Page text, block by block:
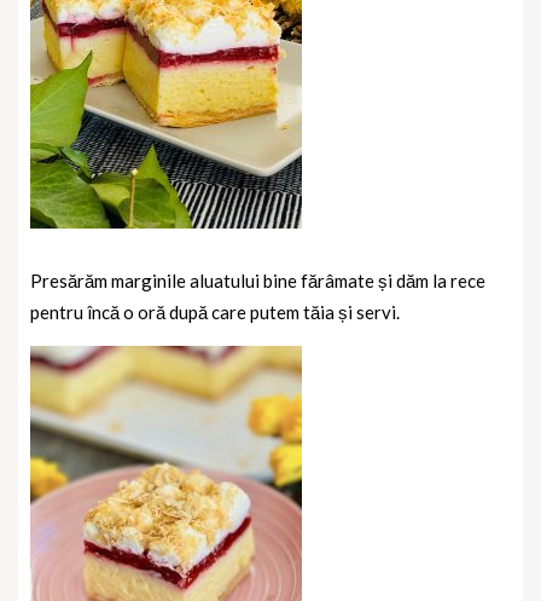
Presărăm marginile aluatului bine fărâmate și dăm la rece
pentru încă o oră după care putem tăia și servi.